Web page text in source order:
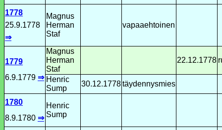
1778
25.9.1778
⇒
Magnus
Herman
Staf
vapaaehtoinen
1779
6.9.1779 ⇒
Magnus
Herman
Staf
22.12.1778
Henric
Sump
30.12.1778täydennysmies
1780
8.9.1780 ⇒
Henric
Sump